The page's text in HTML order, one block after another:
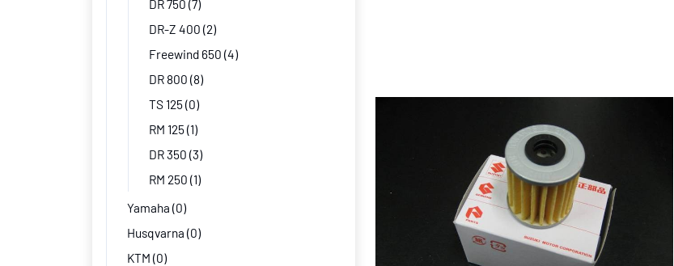
DR 750 (7)
DR-Z 400 (2)
Freewind 650 (4)
DR 800 (8)
TS 125(0)
RM 125(1)
DR 350 (3)
RM 250 (1)
Yamaha (0)
Husqvarna (0)
KTM (0)